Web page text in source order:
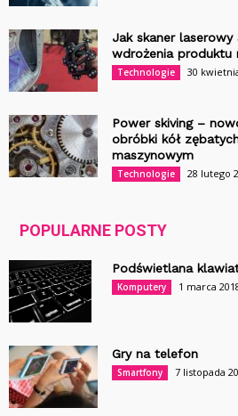
Jak skaner
wdrożenia produktu
Technologie 30
Power skiving –
obróbki kół
maszynowym
Technologie 28 lutego
POPULARNE POSTY
Podświetlana
Komputery 1 marca
Gry na telefon
Smartfony 7 listopada